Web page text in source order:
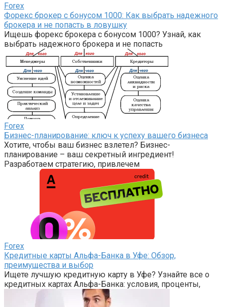
Forex
Форекс брокер с бонусом 1000: Как выбрать надежного
брокера и не попасть в ловушку
Ищешь форекс брокера с бонусом 1000? Узнай, как
выбрать надежного брокера и не попасть
Forex
Бизнес-планирование: ключ к успеху вашего бизнеса
Хотите, чтобы ваш бизнес взлетел? Бизнес-
планирование – ваш секретный ингредиент!
Разработаем стратегию, привлечем
Forex
Кредитные карты Альфа-Банка в Уфе: Обзор,
преимущества и выбор
Ищете лучшую кредитную карту в Уфе? Узнайте все о
кредитных картах Альфа-Банка: условия, проценты,